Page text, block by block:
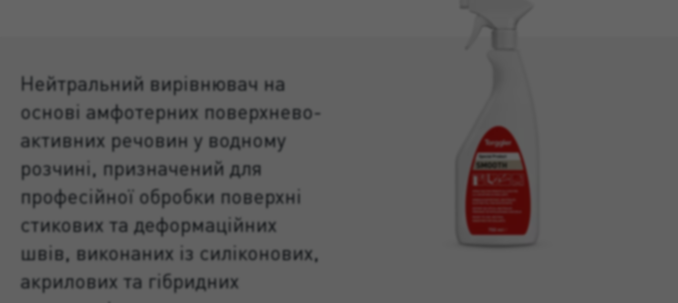
Нейтральний вирівнювач на
основі амфотерних поверхнево-
активних речовин у водному
розчині, призначений для
професійної обробки поверхні
стикових та деформаційних
швів, виконаних із силіконових,
акрилових та гібридних